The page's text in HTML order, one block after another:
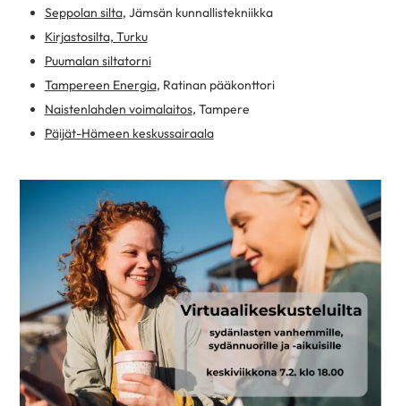
Seppolan silta, Jämsän kunnallistekniikka
Kirjastosilta, Turku
Puumalan siltatorni
Tampereen Energia, Ratinan pääkonttori
Naistenlahden voimalaitos, Tampere
Päijät-Hämeen keskussairaala